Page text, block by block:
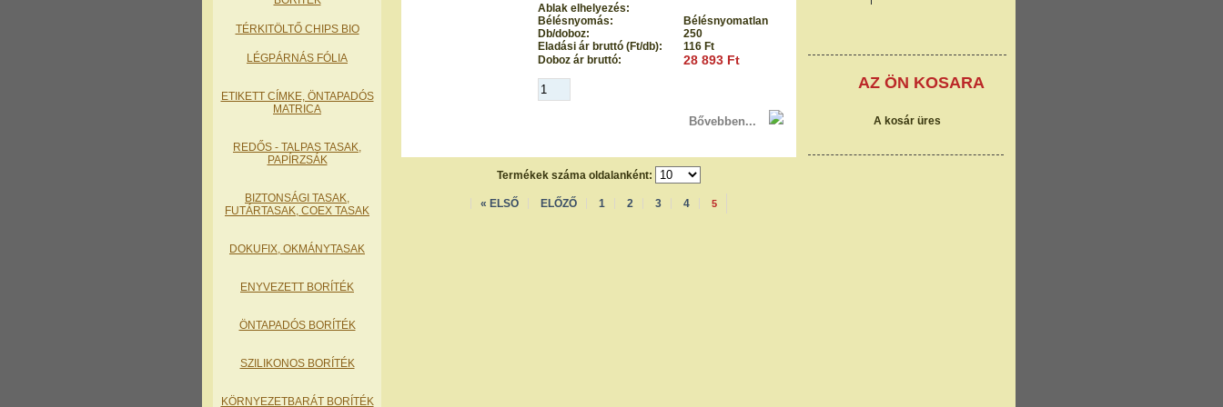
TÉRKITÖLTŐ CHIPS BIO
LÉGPÁRNÁS FÓLIA
ETIKETT CÍMKE, ÖNTAPADÓS
MATRICA
REDŐS - TALPAS TASAK,
PAPÍRZSÁK
BIZTONSÁGI TASAK,
FUTÁRTASAK, COEX TASAK
DOKUFIX, OKMÁNYTASAK
ENYVEZETT BORÍTÉK
ÖNTAPADÓS BORÍTÉK
SZILIKONOS BORÍTÉK
KÖRNYEZETBARÁT BORÍTÉK
Ablak elhelyezés:
Bélésnyomás:
Bélésnyomatlan
Db/doboz:
250
Eladási ár bruttó (Ft/db):
116 Ft
Doboz ár bruttó:
28 893 Ft
Bővebben...
Termékek száma oldalanként:
« ELSŐ ELŐZŐ 1 2 3 4 5
AZ ÖN KOSARA
A kosár üres